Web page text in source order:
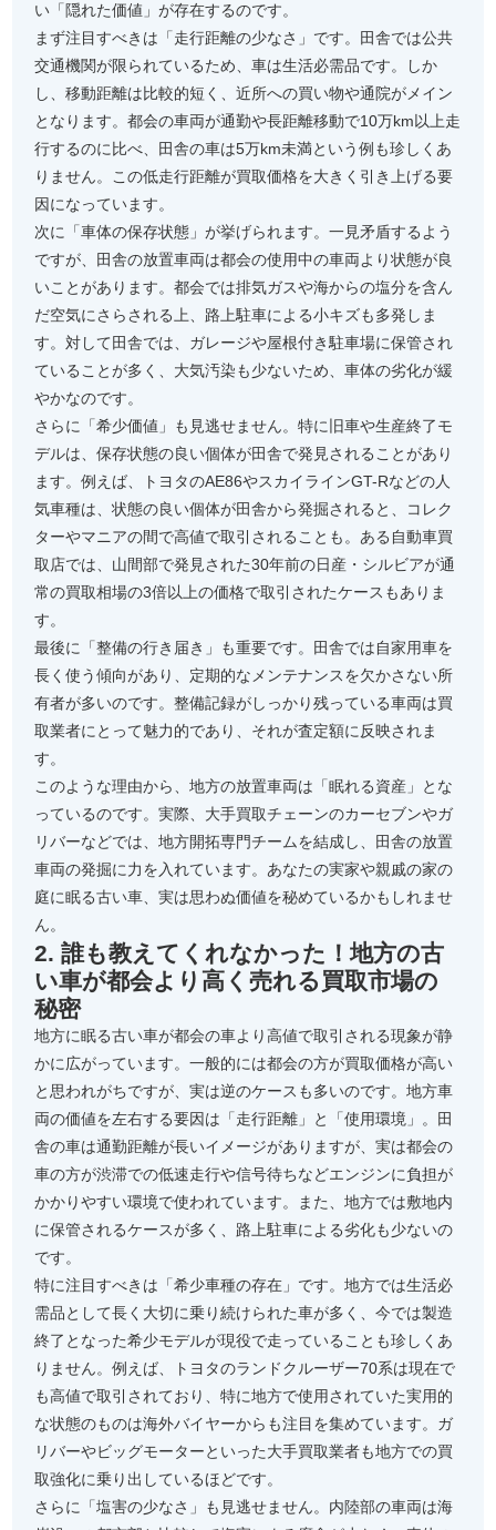
い「隠れた価値」が存在するのです。
まず注目すべきは「走行距離の少なさ」です。田舎では公共
交通機関が限られているため、車は生活必需品です。しか
し、移動距離は比較的短く、近所への買い物や通院がメイン
となります。都会の車両が通勤や長距離移動で10万km以上走
行するのに比べ、田舎の車は5万km未満という例も珍しくあ
りません。この低走行距離が買取価格を大きく引き上げる要
因になっています。
次に「車体の保存状態」が挙げられます。一見矛盾するよう
ですが、田舎の放置車両は都会の使用中の車両より状態が良
いことがあります。都会では排気ガスや海からの塩分を含ん
だ空気にさらされる上、路上駐車による小キズも多発しま
す。対して田舎では、ガレージや屋根付き駐車場に保管され
ていることが多く、大気汚染も少ないため、車体の劣化が緩
やかなのです。
さらに「希少価値」も見逃せません。特に旧車や生産終了モ
デルは、保存状態の良い個体が田舎で発見されることがあり
ます。例えば、トヨタのAE86やスカイラインGT-Rなどの人
気車種は、状態の良い個体が田舎から発掘されると、コレク
ターやマニアの間で高値で取引されることも。ある自動車買
取店では、山間部で発見された30年前の日産・シルビアが通
常の買取相場の3倍以上の価格で取引されたケースもありま
す。
最後に「整備の行き届き」も重要です。田舎では自家用車を
長く使う傾向があり、定期的なメンテナンスを欠かさない所
有者が多いのです。整備記録がしっかり残っている車両は買
取業者にとって魅力的であり、それが査定額に反映されま
す。
このような理由から、地方の放置車両は「眠れる資産」とな
っているのです。実際、大手買取チェーンのカーセブンやガ
リバーなどでは、地方開拓専門チームを結成し、田舎の放置
車両の発掘に力を入れています。あなたの実家や親戚の家の
庭に眠る古い車、実は思わぬ価値を秘めているかもしれませ
ん。
2. 誰も教えてくれなかった！地方の古
い車が都会より高く売れる買取市場の
秘密
地方に眠る古い車が都会の車より高値で取引される現象が静
かに広がっています。一般的には都会の方が買取価格が高い
と思われがちですが、実は逆のケースも多いのです。地方車
両の価値を左右する要因は「走行距離」と「使用環境」。田
舎の車は通勤距離が長いイメージがありますが、実は都会の
車の方が渋滞での低速走行や信号待ちなどエンジンに負担が
かかりやすい環境で使われています。また、地方では敷地内
に保管されるケースが多く、路上駐車による劣化も少ないの
です。
特に注目すべきは「希少車種の存在」です。地方では生活必
需品として長く大切に乗り続けられた車が多く、今では製造
終了となった希少モデルが現役で走っていることも珍しくあ
りません。例えば、トヨタのランドクルーザー70系は現在で
も高値で取引されており、特に地方で使用されていた実用的
な状態のものは海外バイヤーからも注目を集めています。ガ
リバーやビッグモーターといった大手買取業者も地方での買
取強化に乗り出しているほどです。
さらに「塩害の少なさ」も見逃せません。内陸部の車両は海